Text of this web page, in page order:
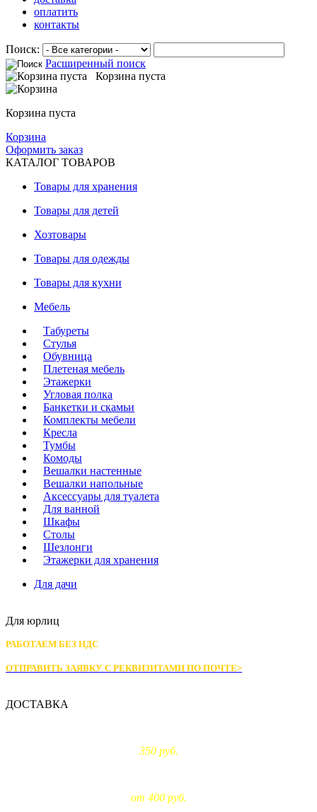
оплатить
контакты
Поиск:
Расширенный поиск
Корзина пуста
Корзина пуста
Корзина
Оформить заказ
КАТАЛОГ ТОВАРОВ
Товары для хранения
Товары для детей
Хозтовары
Товары для одежды
Товары для кухни
Мебель
Табуреты
Стулья
Обувница
Плетеная мебель
Этажерки
Угловая полка
Банкетки и скамьи
Комплекты мебели
Кресла
Тумбы
Комоды
Вешалки настенные
Вешалки напольные
Аксессуары для туалета
Для ванной
Шкафы
Столы
Шезлонги
Этажерки для хранения
Для дачи
Для юрлиц
РАБОТАЕМ БЕЗ НДС
ОТПРАВИТЬ ЗАЯВКУ С РЕКВИЗИТАМИ ПО ПОЧТЕ>
ДОСТАВКА
350 руб.
от 400 руб.